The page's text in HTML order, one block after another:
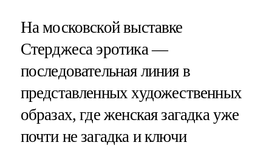
На московской выставке
Стерджеса эротика —
последовательная линия в
представленных художественных
образах, где женская загадка уже
почти не загадка и ключи